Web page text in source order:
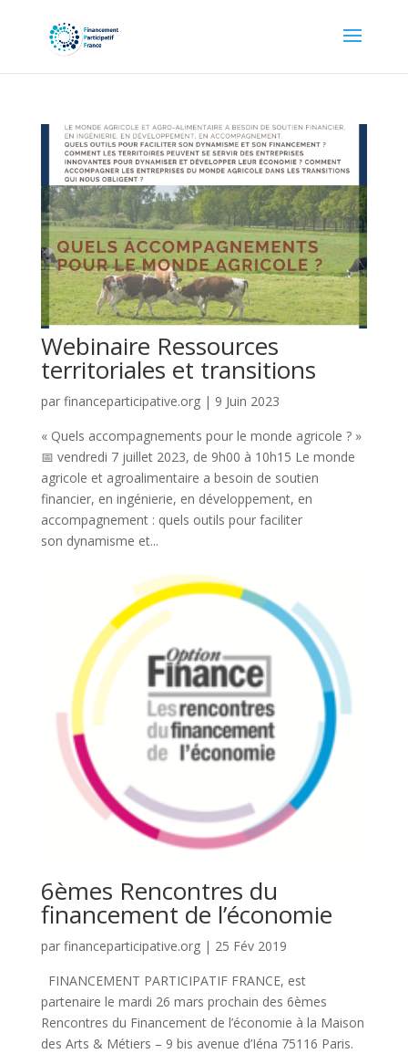
Webinaire Ressources
territoriales et transitions
par financeparticipative.org| 9 Juin 2023
« Quels accompagnements pour le monde agricole ? »
📅 vendredi 7 juillet 2023, de 9h00 à 10h15 Le monde
agricole et agroalimentaire a besoin de soutien
financier, en ingénierie, en développement, en
accompagnement : quels outils pour faciliter
son dynamisme et...
6èmes Rencontres du
financement de l’économie
par financeparticipative.org| 25 Fév 2019
FINANCEMENT PARTICIPATIF FRANCE, est
partenaire le mardi 26 mars prochain des 6èmes
Rencontres du Financement de l’économie à la Maison
des Arts & Métiers – 9 bis avenue d’Iéna 75116 Paris.